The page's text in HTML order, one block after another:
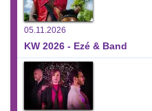
05.11.2026
KW 2026 - Ezé & Band